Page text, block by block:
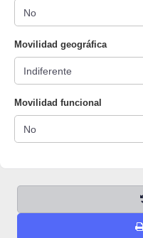
Movilidad geográfica
Movilidad funcional